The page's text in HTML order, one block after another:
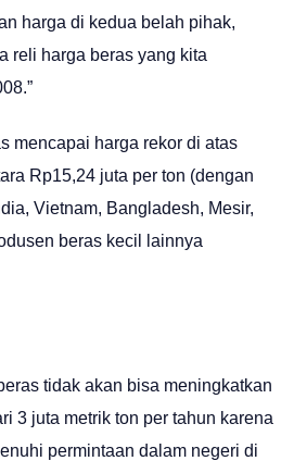
harga di kedua belah pihak,
reli harga beras yang kita
mencapai harga rekor di atas
Rp15,24 juta per ton (dengan
Vietnam, Bangladesh, Mesir,
beras kecil lainnya
tidak akan bisa meningkatkan
3 juta metrik ton per tahun karena
permintaan dalam negeri di